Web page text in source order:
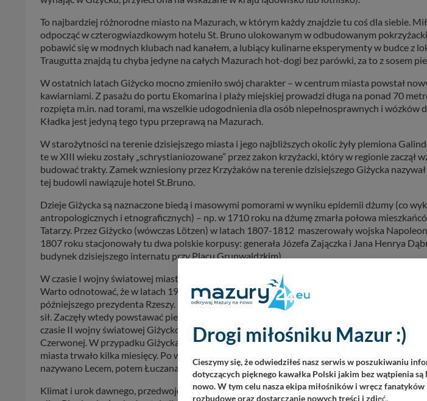
To najbardziej różnorodne miasto na Mazurach, w którym każdy znajdzie tu coś dla siebie.
odpocząć w czterogwiazdkowym hotelu St. Bruno ulokowanym w odbudowanym
pobawić się w modnych klubach nad kanałem, a lubiący kulinarne eksperymenty w budce z
Traugutta znajdą tu chyba jedyne na całych Mazurach hot-dogi bez parówki, za to z sosem
W ostatnich latach Giżycko mocno zmieniło swój charakter – w centrum miasta powstał
kawiarniami. Z pasażu do portu Ekomarina i plaży miejskiej prowadzi długa na ponad 70
rozpięta m.in. nad torami, ma wszelkie udogodnienia dla osób niepełnosprawnych i wózków
Kładka jest jedyną tego typu przeprawą na Mazurach.
W starożytności na terenie dzisiejszego miasta i jego najbliższych okolic żyły plemiona
te w XIII wieku zostały „schrystianiozowane” przez zakon krzyżacki, który w regionie zaczął
budować trakty. Zamek wzniesiony przez Krzyżaków na terenie dzisiejszego Giżycka
tej budowli nawiązuje hotel St.Bruno.
Dzieje Giżycka są naznaczone biedą i masowymi pomorami w wyniku epidemii dżumy (co
antropologicznych i etnograficznych) – np. w 1710 roku na dżumę zmarła połowa
Tatarzy. Przez Giżycko (wówczas Lötzen) w latach 1807-1812 maszerowały wojska
1807 roku stacjonowały tu dwa polskie korpusy: generała Józefa Zajączka i Jana Henrya
budynek dzisiejszego internatu przy Placu Grunwaldzkim).
W czasie I wojny światowej miasto dwa razy próbowali zdobyć Rosjanie ale nie udało im się
Warto odnotować, że w latach 1914-15 w Lötzen mieściła się kwatera główna marszałka
późniejszego prezydenta Rzeszy. Po I wojnie światowej miasto odkryto jako dobre miejsce do
sił. Zaczęły wtedy powstawać pierwsze hotele, odkryto żeglarstwo i bojery jako dobrą formę
czasie II wojny światowej Giżycko, jak i całe Mazury, opierały się wojennym zawieruchom do
Czerwonej. W przypadku Giżycka pierwsze sowieckie naloty rozpoczęły się w grudniu 1944
miasta trwało kilka miesięcy. Po wojnie Giżycko weszło w granice administracyjne Polski.
nazywano Lecem, potem Łuczanami, a następnie od 1946 roku na cześć Gustawa
Klimat i urok dawnego, przedwojennego Giżycka można poznać spacerując położoną w
Drogi miłośniku Mazur :)
Cieszymy się, że odwiedziłeś nasz serwis w poszukiwaniu
dotyczących pięknego kawałka Polski jakim bez wątpienia
nowo. W tym celu nasza ekipa miłośników i wręcz
rozbudowę oraz dostarczanie nowych treści i zdjęć.